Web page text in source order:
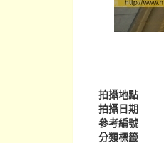
拍攝地點
拍攝日期
參考編號
分類標籤